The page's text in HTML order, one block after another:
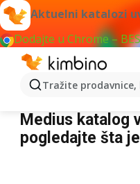
Aktuelni katalozi
Dodajte u Chrome –
Tražite
Medius
Medius katalog
pogledajte šta